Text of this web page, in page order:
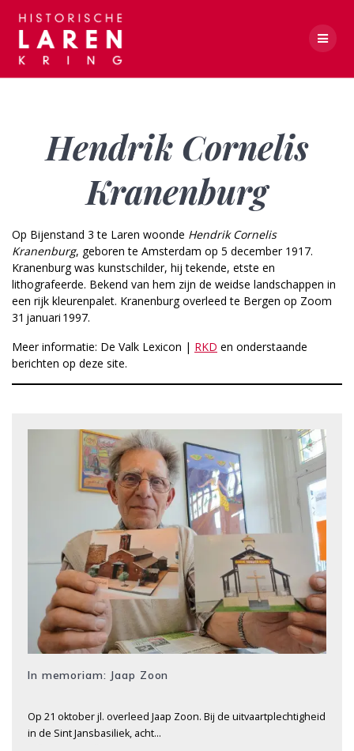
Hendrik Cornelis
Kranenburg
Op Bijenstand 3 te Laren woonde Hendrik ­Cornelis
Kranenburg, geboren te Amsterdam op 5 december 1917.
Kranenburg was kunstschilder, hij tekende, etste en
lithografeerde. Bekend van hem zijn de weidse landschappen in
een rijk kleurenpalet. Kranenburg overleed te Bergen op Zoom
31 januari 1997.
Meer informatie: De Valk Lexicon | RKD en onderstaande
berichten op deze site.
In memoriam: Jaap Zoon
Op 21 oktober jl. overleed Jaap Zoon. Bij de uitvaartplechtigheid
in de Sint Jansbasiliek, acht…